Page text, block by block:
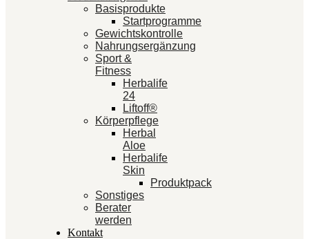
Basisprodukte
Startprogramme
Gewichtskontrolle
Nahrungsergänzung
Sport &
Fitness
Herbalife
24
Liftoff®
Körperpflege
Herbal
Aloe
Herbalife
Skin
Produktpack
Sonstiges
Berater
werden
Kontakt